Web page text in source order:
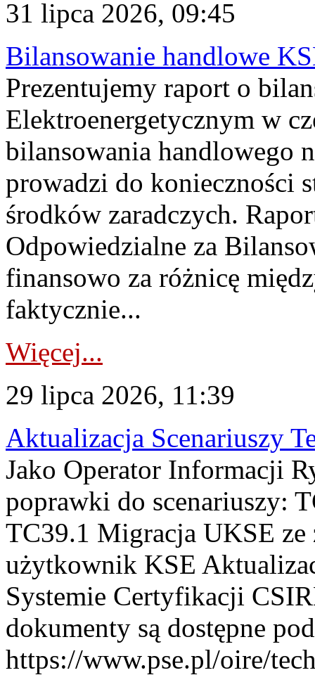
31 lipca 2026, 09:45
Bilansowanie handlowe
Prezentujemy raport o
Elektroenergetycznym w
bilansowania handlowego
prowadzi do konieczności
środków zaradczych.
Odpowiedzialne za
finansowo za różnicę
faktycznie...
Więcej...
29 lipca 2026, 11:39
Aktualizacja Scenariuszy
Jako Operator Informacji
poprawki do scenariuszy:
TC39.1 Migracja UKSE
użytkownik KSE
Systemie Certyfikacji
dokumenty są dostępne
https://www.pse.pl/oire/